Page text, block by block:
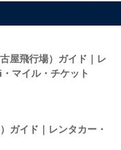
屋飛行場）ガイド｜レ
マイル・チケット
ガイド｜レンタカー・